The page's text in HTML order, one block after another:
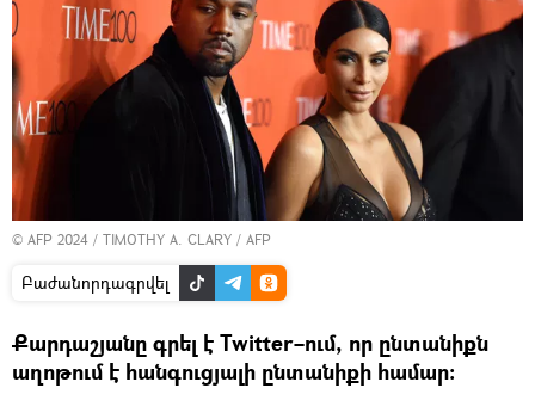
© AFP 2024 / TIMOTHY A. CLARY / AFP
Բաժանորդագրվել
Քարդաշյանը գրել է Twitter–ում, որ ընտանիքն
աղոթում է հանգուցյալի ընտանիքի համար։